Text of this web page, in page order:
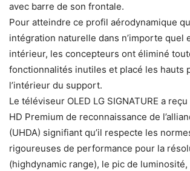
avec barre de son frontale.
Pour atteindre ce profil aérodynamique
intégration naturelle dans n’importe quel
intérieur, les concepteurs ont éliminé
fonctionnalités inutiles et placé les hauts
l’intérieur du support.
Le téléviseur OLED LG SIGNATURE a
HD Premium de reconnaissance de
(UHDA) signifiant qu’il respecte les
rigoureuses de performance pour la
(highdynamic range), le pic de